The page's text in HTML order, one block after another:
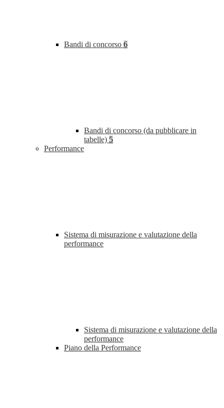
Bandi di concorso 6
Bandi di concorso (da pubblicare in
tabelle) 5
Performance
Sistema di misurazione e valutazione della
performance
Sistema di misurazione e valutazione della
performance
Piano della Performance